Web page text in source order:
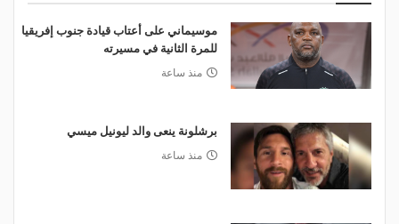
موسيماني على أعتاب قيادة جنوب إفريقيا
للمرة الثانية في مسيرته
منذ ساعة
برشلونة ينعى والد ليونيل ميسي
منذ ساعة